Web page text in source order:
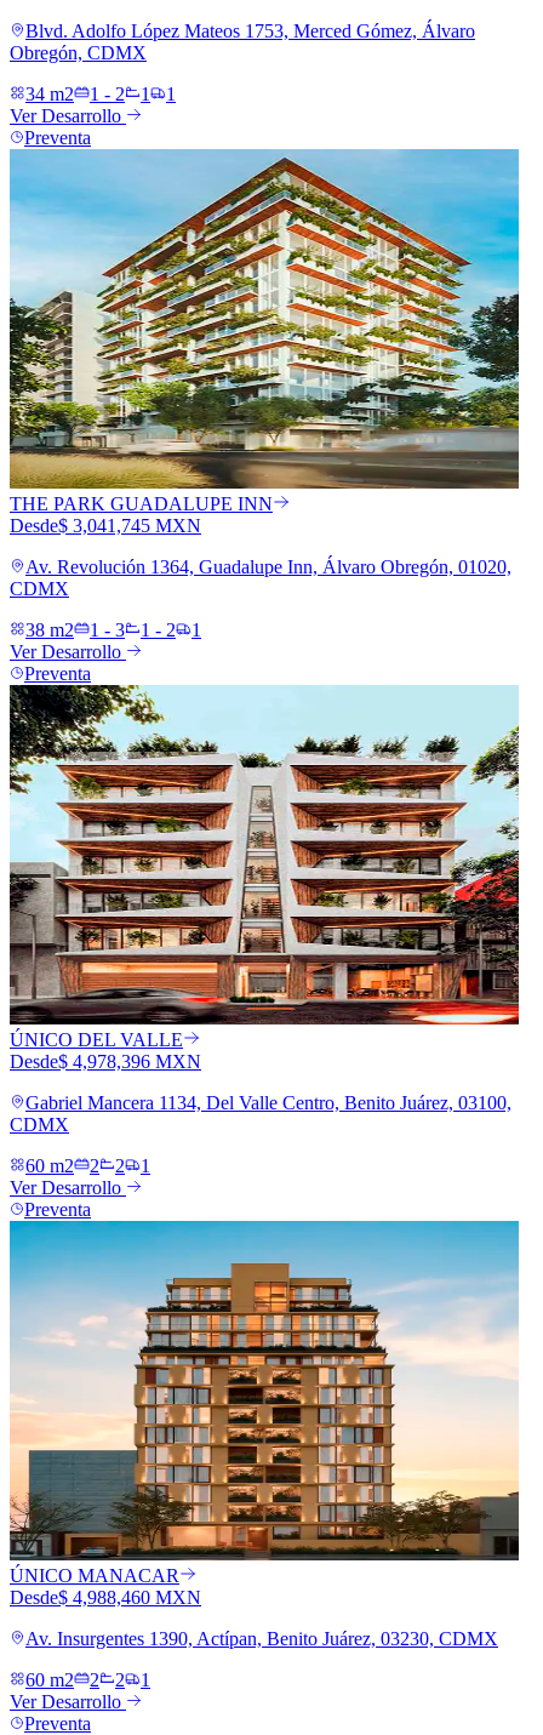
Blvd. Adolfo López Mateos 1753, Merced Gómez, Álvaro
Obregón, CDMX
34 m2
1 - 2 1
1
Ver Desarrollo
Preventa
THE PARK GUADALUPE INN
Desde$ 3,041,745 MXN
Av. Revolución 1364, Guadalupe Inn, Álvaro Obregón, 01020,
CDMX
38 m2
1 - 3 1 - 2
1
Ver Desarrollo
Preventa
ÚNICO DEL VALLE
Desde$ 4,978,396 MXN
Gabriel Mancera 1134, Del Valle Centro, Benito Juárez, 03100,
CDMX
60 m2
2 2
1
Ver Desarrollo
Preventa
ÚNICO MANACAR
Desde$ 4,988,460 MXN
Av. Insurgentes 1390, Actípan, Benito Juárez, 03230, CDMX
60 m2
2 2
1
Ver Desarrollo
Preventa